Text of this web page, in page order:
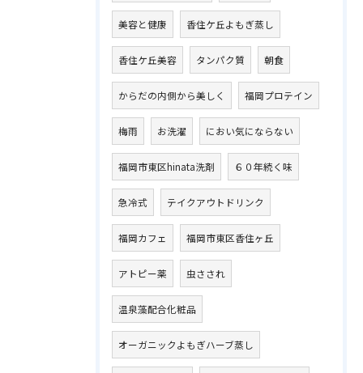
美容と健康 香住ケ丘よもぎ蒸し
香住ケ丘美容 タンパク質 朝食
からだの内側から美しく 福岡プロテイン
梅雨 お洗濯 におい気にならない
福岡市東区hinata洗剤 ６０年続く味
急冷式 テイクアウトドリンク
福岡カフェ 福岡市東区香住ヶ丘
アトピー薬 虫さされ
温泉藻配合化粧品
オーガニックよもぎハーブ蒸し